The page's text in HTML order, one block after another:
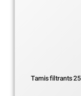
Tamis filtrants